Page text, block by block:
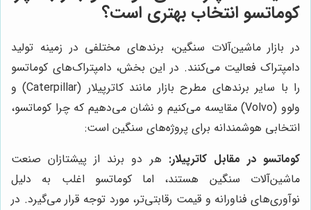
کوماتسو انتخاب بهتری است؟
در بازار ماشین‌آلات سنگین، برندهای مختلفی در زمینه تولید
دامپتراک فعالیت می‌کنند. در این بخش، دامپتراک‌های کوماتسو
را با سایر برندهای مطرح بازار مانند کاترپیلار (Caterpillar) و
ولوو (Volvo) مقایسه می‌کنیم و نشان می‌دهیم که چرا کوماتسو،
انتخابی هوشمندانه برای پروژه‌های سنگین است:
کوماتسو در مقابل کاترپیلار: هر دو برند از پیشتازان صنعت
ماشین‌آلات سنگین هستند، اما کوماتسو اغلب به دلیل
نوآوری‌های فناورانه و قیمت رقابتی‌تر، مورد توجه قرار می‌گیرد. در